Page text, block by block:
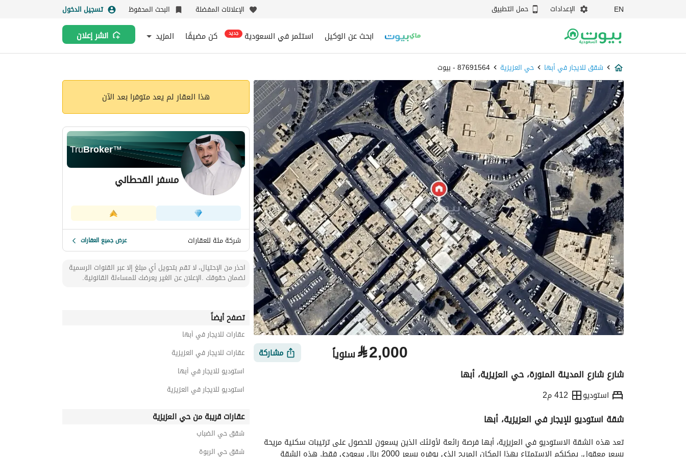
EN الإعدادات حمل التطبيق الإعلانات المفضلة البحث المحفوظ تسجيل الدخول
ابحث عن الوكيل استثمر في السعودية جديد كن مضيفًا المزيد انشر إعلان
شقق للايجار في أبها حي العزيزية 87691564 - بيوت
⃁2,000 سنوياً مشاركة
شارع شارع المدينة المنورة، حي العزيزية، أبها
استوديو 412 م2
معلومات ترخيص الإعلان
شقة استوديو للإيجار في العزيزية، أبها
هذا العقار لم يعد متوفرا بعد الآن
TruBroker™
مسفر القحطاني
شركة مئة للعقارات عرض جميع العقارات
احذر من الإحتيال، لا تقم بتحويل أي مبلغ إلا عبر القنوات الرسمية
لضمان حقوقك .الإعلان عن الغير يعرضك للمساءلة القانونية.
تصفح أيضاً
عقارات للايجار في أبها
عقارات للايجار في العزيزية
استوديو للايجار في أبها
استوديو للايجار في العزيزية
عقارات قريبة من حي العزيزية
شقق حي الضباب
شقق حي الربوة